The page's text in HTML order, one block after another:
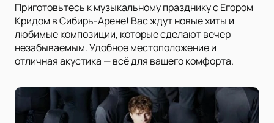
Приготовьтесь к музыкальному празднику с Егором
Кридом в Сибирь-Арене! Вас ждут новые хиты и
любимые композиции, которые сделают вечер
незабываемым. Удобное местоположение и
отличная акустика — всё для вашего комфорта.